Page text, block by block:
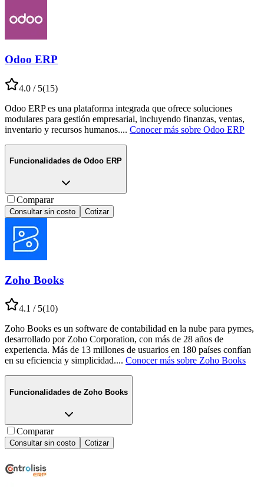
Odoo ERP
4.0 / 5(15)
Odoo ERP es una plataforma integrada que ofrece soluciones
modulares para gestión empresarial, incluyendo finanzas, ventas,
inventario y recursos humanos.... Conocer más sobre Odoo ERP
Funcionalidades de Odoo ERP
Comparar
Consultar sin costo Cotizar
Zoho Books
4.1 / 5(10)
Zoho Books es un software de contabilidad en la nube para pymes,
desarrollado por Zoho Corporation, con más de 28 años de
experiencia. Más de 13 millones de usuarios en 180 países confían
en su eficiencia y simplicidad.... Conocer más sobre Zoho Books
Funcionalidades de Zoho Books
Comparar
Consultar sin costo Cotizar